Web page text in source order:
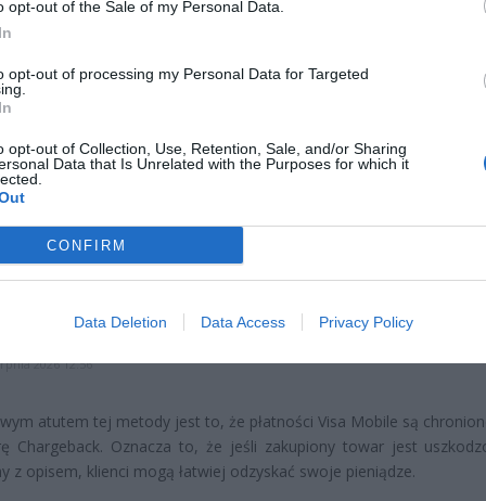
opt-out of the Sale of my Personal Data.
opt-out of processing my Personal Data for Targeted
opt-out of Collection, Use, Retention, Sale, and/or Sharing
Data that Is Unrelated with the Purposes for which it
CONFIRM
Data Deletion Data Access Privacy Policy
RÓWNIEŻ:
2026 16:06
dla milionów polskich rodzin. ZUS wypłacił już 173 mln
wciąż można składać
2026 12:56
atutem tej metody jest to, że płatności Visa Mobile są
Chargeback. Oznacza to, że jeśli zakupiony towar jest
z opisem, klienci mogą łatwiej odzyskać swoje pieniądze.